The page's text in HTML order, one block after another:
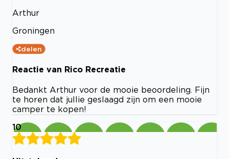
Arthur
Groningen
delen
Reactie van Rico Recreatie
Bedankt Arthur voor de mooie beoordeling. Fijn
te horen dat jullie geslaagd zijn om een mooie
camper te kopen!
10